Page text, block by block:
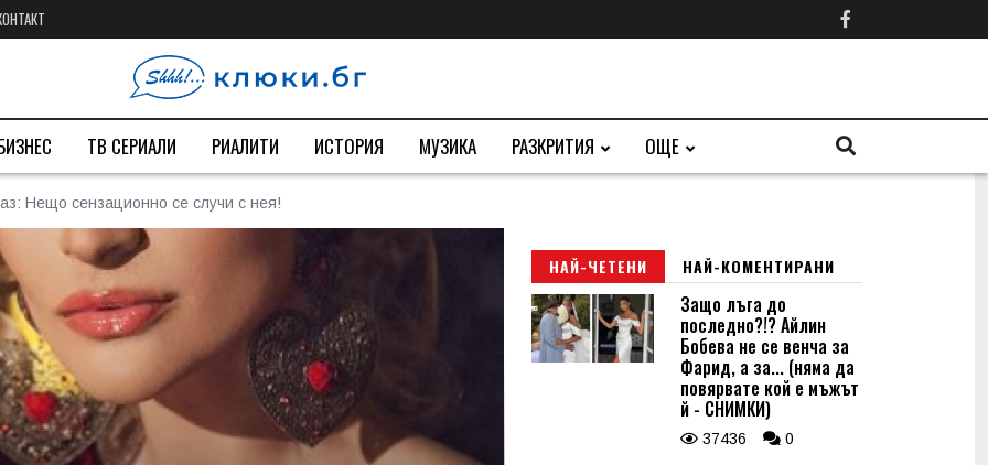
ТВ СЕРИАЛИ РИАЛИТИ ИСТОРИЯ МУЗИКА РАЗКРИТИЯ ОЩЕ
Нещо сензационно се случи с нея!
НАЙ-ЧЕТЕНИ НАЙ-КОМЕНТИРАНИ
Защо лъга до
последно?!? Айлин
Бобева не се венча за
Фарид, а за... (няма да
повярвате кой е мъжът
й - СНИМКИ)
37436 0